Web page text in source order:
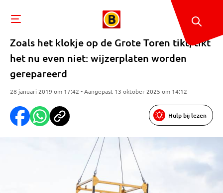
Zoals het klokje op de Grote Toren tikt, tikt
het nu even niet: wijzerplaten worden
gerepareerd
28 januari 2019 om 17:42 • Aangepast 13 oktober 2025 om 14:12
Hulp bij lezen